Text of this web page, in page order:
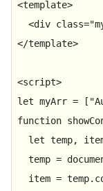
<template>
<div class=
</template>
<script>
let myArr = [
function
let temp,
  temp =
  item = temp.